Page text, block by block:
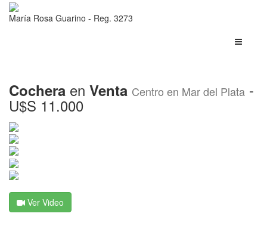
María Rosa Guarino - Reg. 3273
Toggle
Cochera en Venta Centro en Mar del Plata -
U$S 11.000
Ver Video